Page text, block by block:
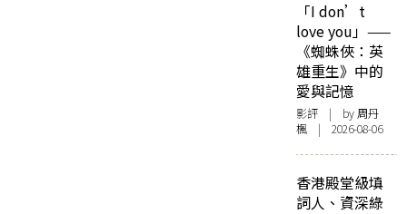
「I don’t
love you」——
《蜘蛛俠：英
雄重生》中的
愛與記憶
影評 | by周丹
楓 | 2026-08-06
香港殿堂級填
詞人、資深綠